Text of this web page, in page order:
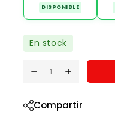
DISPONIBLE
En stock
Compartir